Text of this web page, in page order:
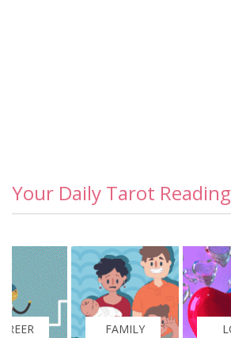
Your Daily Tarot Reading
FAMILY LOVE